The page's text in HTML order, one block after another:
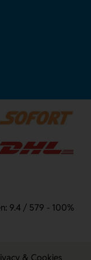
9.4 / 579 - 100%
& Cookies